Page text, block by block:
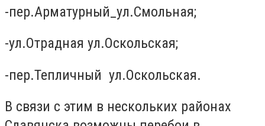
-пер.Арматурный_ул.Смольная;
-ул.Отрадная ул.Оскольская;
-пер.Тепличный ул.Оскольская.
В связи с этим в нескольких районах